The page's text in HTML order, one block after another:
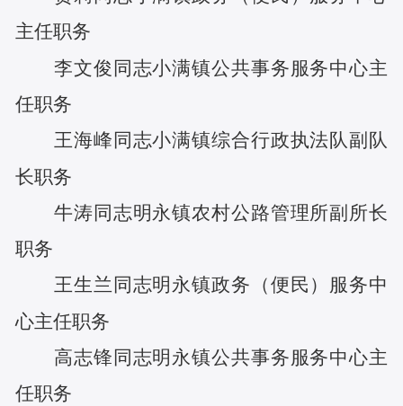
主任职务
李文俊 同志小满镇公共事务服务中心主
任职务
王海峰 同志小满镇综合行政执法队副队
长职务
牛涛同志明永镇农村公路管理所副所长
职务
王生兰 同志明永镇政务（便民）服务中
心主任职务
高志锋 同志明永镇公共事务服务中心主
任职务